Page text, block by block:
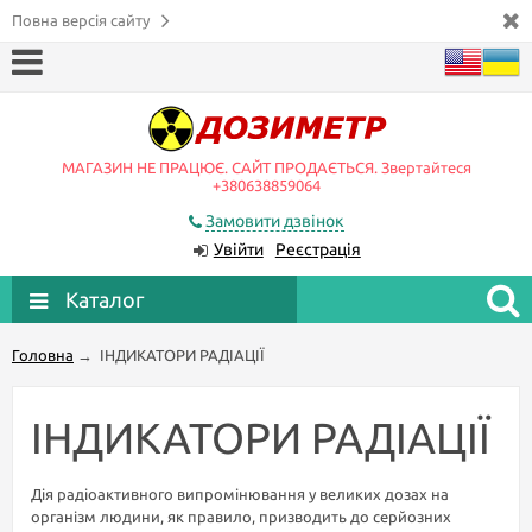
Повна версія сайту
МАГАЗИН НЕ ПРАЦЮЄ. САЙТ ПРОДАЄТЬСЯ. Звертайтеся
+380638859064
Замовити дзвінок
Увійти
Реєстрація
Каталог
Головна → ІНДИКАТОРИ РАДІАЦІЇ
ІНДИКАТОРИ РАДІАЦІЇ
Дія радіоактивного випромінювання у великих дозах на
організм людини, як правило, призводить до серйозних